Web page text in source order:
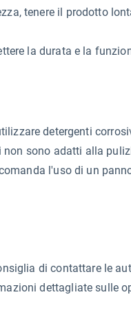
tenere il prodotto
la durata e la
detergenti
sono adatti alla
l'uso di un
di contattare le
dettagliate sulle